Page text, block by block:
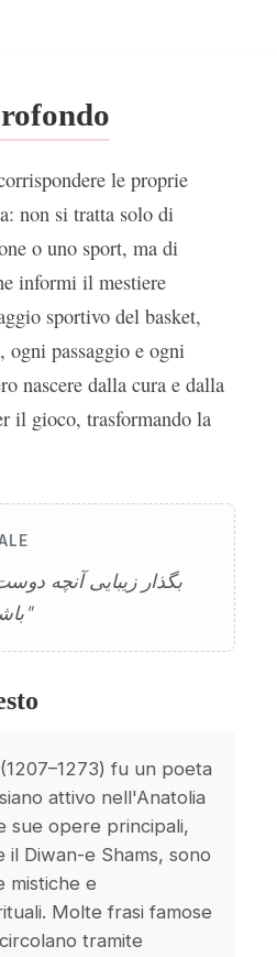
le proprie
non si tratta solo di
o uno sport, ma di
informi il mestiere
sportivo del basket,
passaggio e ogni
nascere dalla cura e dalla
il gioco, trasformando la
باشد که انجام می‌دهی"
fu un poeta
attivo nell'Anatolia
sue opere principali,
il Diwan-e Shams, sono
mistiche e
Molte frasi famose
tramite